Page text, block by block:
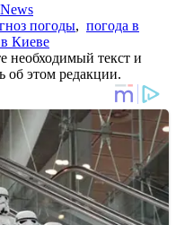
погоды, погода в
Киеве
необходимый текст и
об этом редакции.